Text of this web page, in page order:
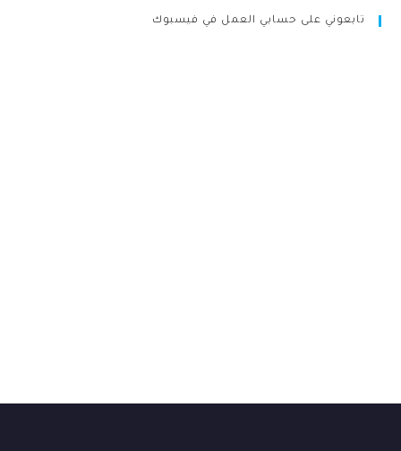
تابعوني على حسابي العمل في فيسبوك